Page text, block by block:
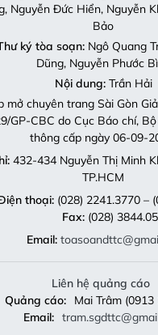
Nguyễn Đức Hiển, Nguyễn
Bảo
ký tòa soạn:Ngô Quang
Dũng, Nguyễn Phước
Nội dung:Trần Hải
mở chuyên trang Sài Gòn
GP-CBC do Cục Báo chí,
thông cấp ngày 06-09-
432-434 Nguyễn Thị Minh
TP.HCM
thoại:(028) 2241.3770 –
Fax:(028)
Email:
Liên hệ quảng cáo
Quảng cáo:
Mai Trâm (0913
Email: